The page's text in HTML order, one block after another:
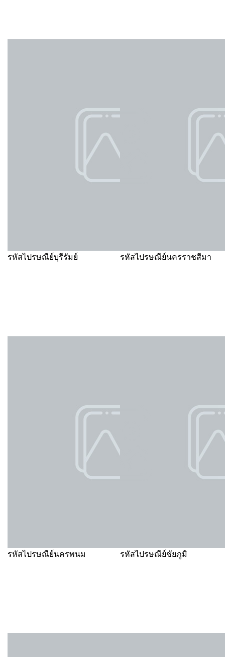
รหัสไปรษณีย์บุรีรัมย์ รหัสไปรษณีย์นครราชสีมา
รหัสไปรษณีย์นครพนม รหัสไปรษณีย์ชัยภูมิ